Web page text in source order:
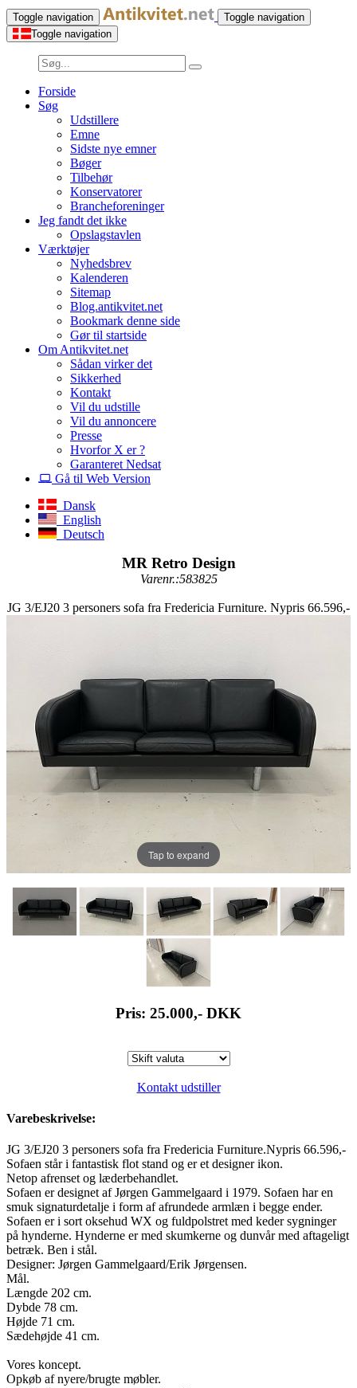
Toggle navigation
Toggle navigation
Toggle navigation
Forside
Søg
Udstillere
Emne
Sidste nye emner
Bøger
Tilbehør
Konservatorer
Brancheforeninger
Jeg fandt det ikke
Opslagstavlen
Værktøjer
Nyhedsbrev
Kalenderen
Sitemap
Blog.antikvitet.net
Bookmark denne side
Gør til startside
Om Antikvitet.net
Sådan virker det
Sikkerhed
Kontakt
Vil du udstille
Vil du annoncere
Presse
Hvorfor X er ?
Garanteret Nedsat
Gå til Web Version
Dansk
English
Deutsch
MR Retro Design
Varenr.:583825
JG 3/EJ20 3 personers sofa fra Fredericia Furniture. Nypris 66.596,-
Tap to expand
Pris: 25.000,- DKK
Kontakt udstiller
Varebeskrivelse:
JG 3/EJ20 3 personers sofa fra Fredericia Furniture.Nypris 66.596,-
Sofaen står i fantastisk flot stand og er et designer ikon.
Netop afrenset og læderbehandlet.
Sofaen er designet af Jørgen Gammelgaard i 1979. Sofaen har en
smuk signaturdetalje i form af afrundede armlæn i begge ender.
Sofaen er i sort oksehud WX og fuldpolstret med keder sygninger
på hynderne. Hynderne er med skumkerne og dunvår med aftageligt
betræk. Ben i stål.
Designer: Jørgen Gammelgaard/Erik Jørgensen.
Mål.
Længde 202 cm.
Dybde 78 cm.
Højde 71 cm.
Sædehøjde 41 cm.
Vores koncept.
Opkøb af nyere/brugte møbler.